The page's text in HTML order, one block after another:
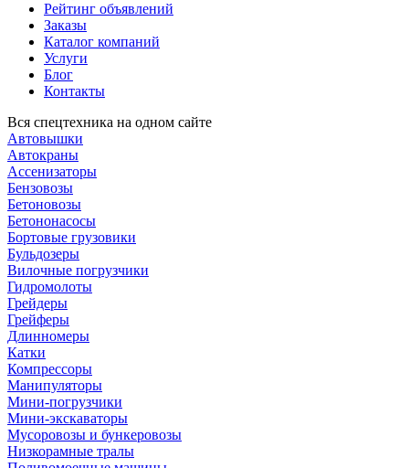
Рейтинг объявлений
Заказы
Каталог компаний
Услуги
Блог
Контакты
Вся спецтехника на одном сайте
Автовышки
Автокраны
Ассенизаторы
Бензовозы
Бетоновозы
Бетононасосы
Бортовые грузовики
Бульдозеры
Вилочные погрузчики
Гидромолоты
Грейдеры
Грейферы
Длинномеры
Катки
Компрессоры
Манипуляторы
Мини-погрузчики
Мини-экскаваторы
Мусоровозы и бункеровозы
Низкорамные тралы